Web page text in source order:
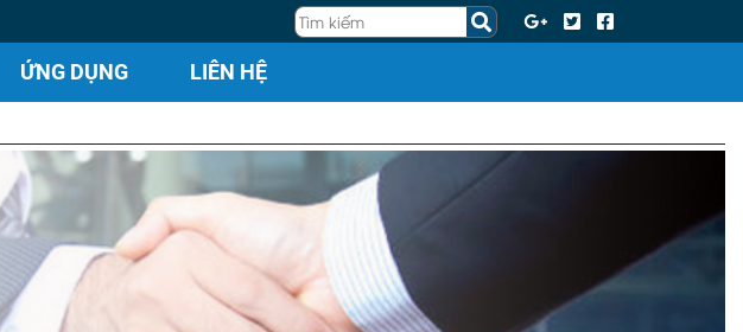
ỨNG DỤNG LIÊN HỆ